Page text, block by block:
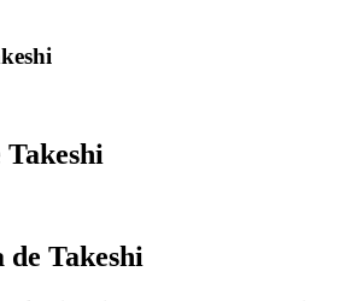
Takeshi
de Takeshi